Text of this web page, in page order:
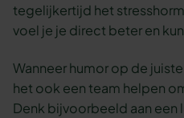
tegelijkertijd het
voel je je direct beter en
Wanneer humor op de
het ook een team helpen
Denk bijvoorbeeld aan